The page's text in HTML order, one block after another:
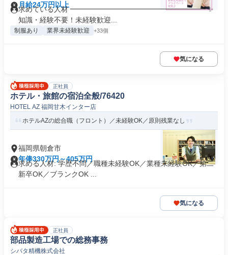
月給24万円以上
求めている人材 ━━━━━━━━━━━━━━━━━━━ ✨
知識・経験不要！未経験歓迎...
制服あり 業界未経験歓迎 +33個
気になる
正社員
ホテル・旅館の宿泊全般/76420
HOTEL AZ 福岡甘木インター店
ホテルAZの総合職（フロント）／未経験OK／原則残業なし
福岡県朝倉市
年俸330万円～405万円
求める人材: 学歴不問／職種未経験OK／業種未経験OK／第二
新卒OK／ブランクOK ...
気になる
正社員
部品製造工場での総務事務
シバタ精機株式会社